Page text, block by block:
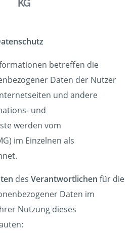
KG
betreffen die
Daten der Nutzer
und andere
und
werden vom
im Einzelnen als
des Verantwortlichen für die
Daten im
Nutzung dieses